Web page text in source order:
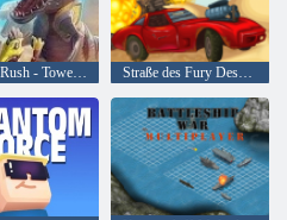
D-Day: Rush - Tower Defense Straße des Fury Desert Strike